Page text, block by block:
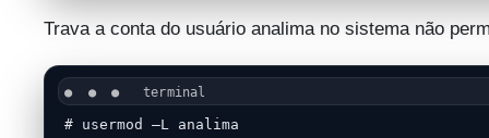
Trava a conta do usuário analima no sistema não
# usermod –L analima